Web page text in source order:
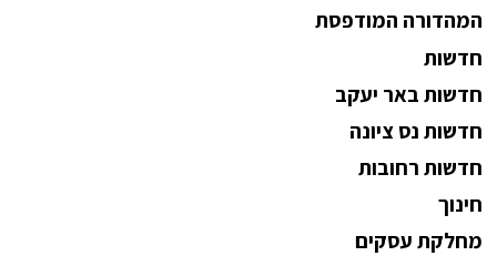
המהדורה המודפסת
חדשות
חדשות באר יעקב
חדשות נס ציונה
חדשות רחובות
חינוך
מחלקת עסקים